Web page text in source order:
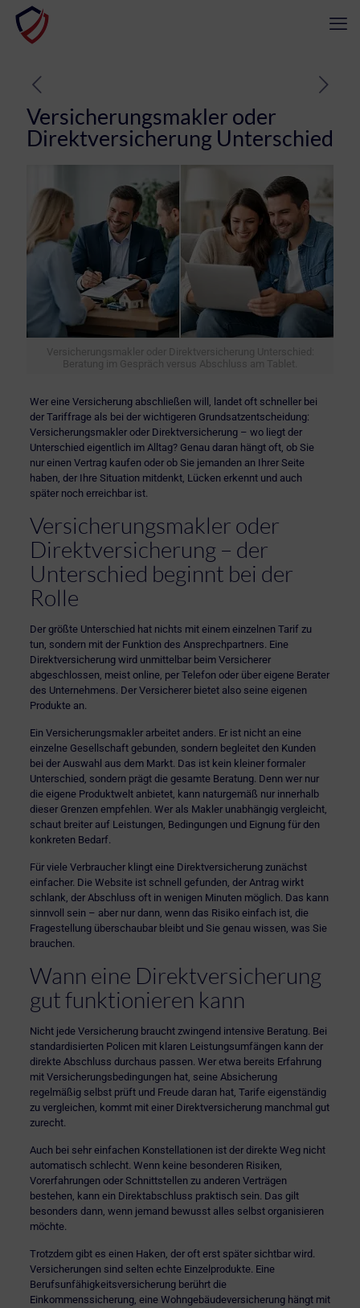
Versicherungsmakler oder
Direktversicherung Unterschied
Versicherungsmakler oder Direktversicherung Unterschied:
Beratung im Gespräch versus Abschluss am Tablet.
Wer eine Versicherung abschließen will, landet oft schneller bei
der Tariffrage als bei der wichtigeren Grundsatzentscheidung:
Versicherungsmakler oder Direktversicherung – wo liegt der
Unterschied eigentlich im Alltag? Genau daran hängt oft, ob Sie
nur einen Vertrag kaufen oder ob Sie jemanden an Ihrer Seite
haben, der Ihre Situation mitdenkt, Lücken erkennt und auch
später noch erreichbar ist.
Versicherungsmakler oder
Direktversicherung – der
Unterschied beginnt bei der
Rolle
Der größte Unterschied hat nichts mit einem einzelnen Tarif zu
tun, sondern mit der Funktion des Ansprechpartners. Eine
Direktversicherung wird unmittelbar beim Versicherer
abgeschlossen, meist online, per Telefon oder über eigene Berater
des Unternehmens. Der Versicherer bietet also seine eigenen
Produkte an.
Ein Versicherungsmaklerarbeitet anders. Er ist nicht an eine
einzelne Gesellschaft gebunden, sondern begleitet den Kunden
bei der Auswahl aus dem Markt. Das ist kein kleiner formaler
Unterschied, sondern prägt die gesamte Beratung. Denn wer nur
die eigene Produktwelt anbietet, kann naturgemäß nur innerhalb
dieser Grenzen empfehlen. Wer als Makler unabhängig vergleicht,
schaut breiter auf Leistungen, Bedingungen und Eignung für den
konkreten Bedarf.
Für viele Verbraucher klingt eine Direktversicherung zunächst
einfacher. Die Website ist schnell gefunden, der Antrag wirkt
schlank, der Abschluss oft in wenigen Minuten möglich. Das kann
sinnvoll sein – aber nur dann, wenn das Risiko einfach ist, die
Fragestellung überschaubar bleibt und Sie genau wissen, was Sie
brauchen.
Wann eine Direktversicherung
gut funktionieren kann
Nicht jede Versicherung braucht zwingend intensive Beratung. Bei
standardisierten Policen mit klaren Leistungsumfängen kann der
direkte Abschluss durchaus passen. Wer etwa bereits Erfahrung
mit Versicherungsbedingungen hat, seine Absicherung
regelmäßig selbst prüft und Freude daran hat, Tarife eigenständig
zu vergleichen, kommt mit einer Direktversicherung manchmal gut
zurecht.
Auch bei sehr einfachen Konstellationen ist der direkte Weg nicht
automatisch schlecht. Wenn keine besonderen Risiken,
Vorerfahrungen oder Schnittstellen zu anderen Verträgen
bestehen, kann ein Direktabschluss praktisch sein. Das gilt
besonders dann, wenn jemand bewusst alles selbst organisieren
möchte.
Trotzdem gibt es einen Haken, der oft erst später sichtbar wird.
Versicherungen sind selten echte Einzelprodukte. Eine
Berufsunfähigkeitsversicherungberührt die
Einkommenssicherung, eine Wohngebäudeversicherunghängt mit